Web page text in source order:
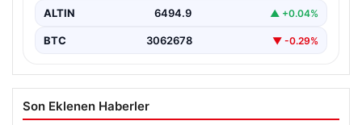
ALTIN 6494.9 ▲ +0.04%
BTC 3062678 ▼ -0.29%
Son Eklenen Haberler